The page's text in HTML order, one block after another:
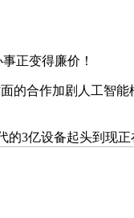
正变得廉价！
合作加剧人工智能
3亿设备起头到现